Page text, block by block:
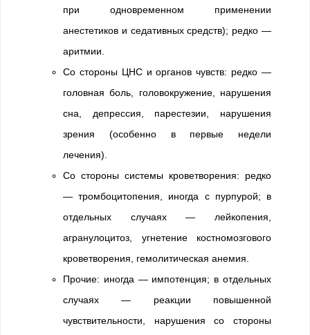
при одновременном применении
анестетиков и седативных средств); редко —
аритмии.
Со стороны ЦНС и органов чувств: редко —
головная боль, головокружение, нарушения
сна, депрессия, парестезии, нарушения
зрения (особенно в первые недели
лечения).
Со стороны системы кроветворения: редко
— тромбоцитопения, иногда с пурпурой; в
отдельных случаях — лейкопения,
агранулоцитоз, угнетение костномозгового
кроветворения, гемолитическая анемия.
Прочие: иногда — импотенция; в отдельных
случаях — реакции повышенной
чувствительности, нарушения со стороны